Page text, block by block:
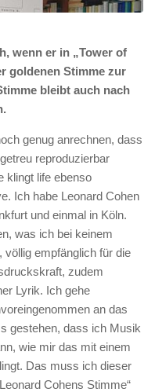
wenn er in „Tower of
goldenen Stimme zur
bleibt auch nach
genug anrechnen, dass
reproduzierbar
klingt life ebenso
Ich habe Leonard Cohen
und einmal in Köln.
was ich bei keinem
völlig empfänglich für die
zudem
Lyrik. Ich gehe
an das
gestehen, dass ich Musik
wie mir das mit einem
Das muss ich dieser
Cohens Stimme“